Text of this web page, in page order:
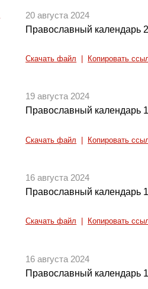
20 августа 2024
Православный календарь
Скачать файл Копировать
19 августа 2024
Православный календарь
Скачать файл Копировать
16 августа 2024
Православный календарь
Скачать файл Копировать
16 августа 2024
Православный календарь